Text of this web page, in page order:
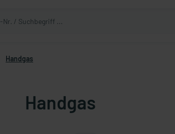
Handgas
Handgas